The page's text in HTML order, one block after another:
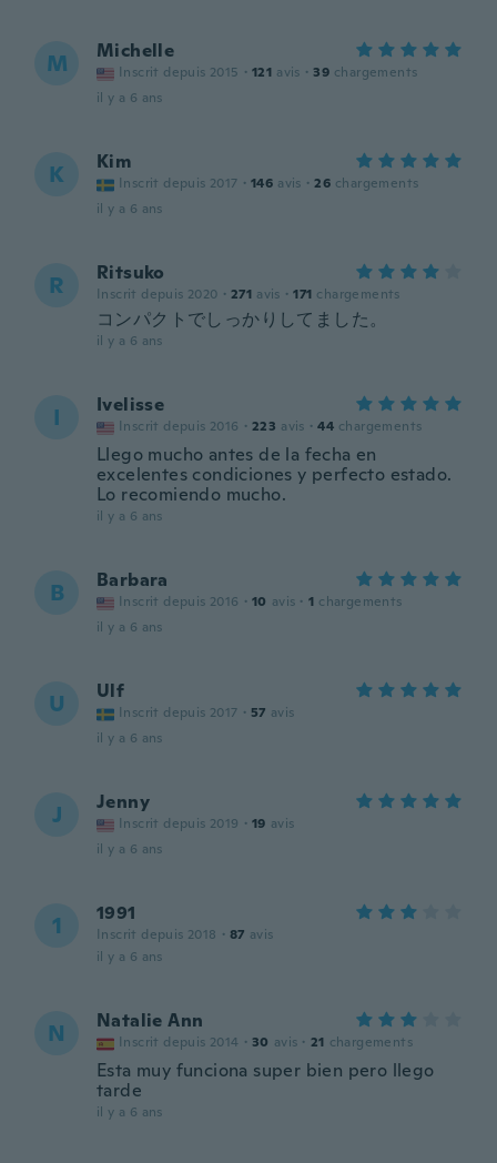
M Michelle
Inscrit depuis 2015 · 121 avis · 39 chargements
il y a 6 ans
K Kim
Inscrit depuis 2017 · 146 avis · 26 chargements
il y a 6 ans
R Ritsuko
Inscrit depuis 2020 · 271 avis · 171 chargements
コンパクトでしっかりしてました。
il y a 6 ans
I Ivelisse
Inscrit depuis 2016 · 223 avis · 44 chargements
Llego mucho antes de la fecha en
excelentes condiciones y perfecto estado.
Lo recomiendo mucho.
il y a 6 ans
B Barbara
Inscrit depuis 2016 · 10 avis · 1 chargements
il y a 6 ans
U Ulf
Inscrit depuis 2017 · 57 avis
il y a 6 ans
J Jenny
Inscrit depuis 2019 · 19 avis
il y a 6 ans
1 1991
Inscrit depuis 2018 · 87 avis
il y a 6 ans
N Natalie Ann
Inscrit depuis 2014 · 30 avis · 21 chargements
Esta muy funciona super bien pero llego
tarde
il y a 6 ans